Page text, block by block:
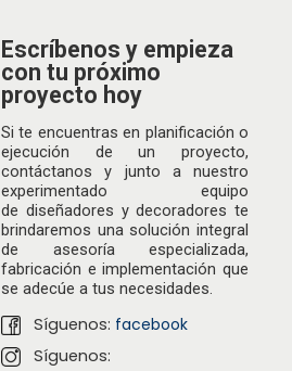
c
i
ó
n
d
o
Escríbenos y empieza
con tu próximo
proyecto hoy
Si te encuentras en planificación o
ejecución de un proyecto,
contáctanos y junto a nuestro
experimentado equipo
de diseñadores y decoradores te
brindaremos una solución integral
de asesoría especializada,
fabricación e implementación que
se adecúe a tus necesidades.
Síguenos: facebook
Síguenos: